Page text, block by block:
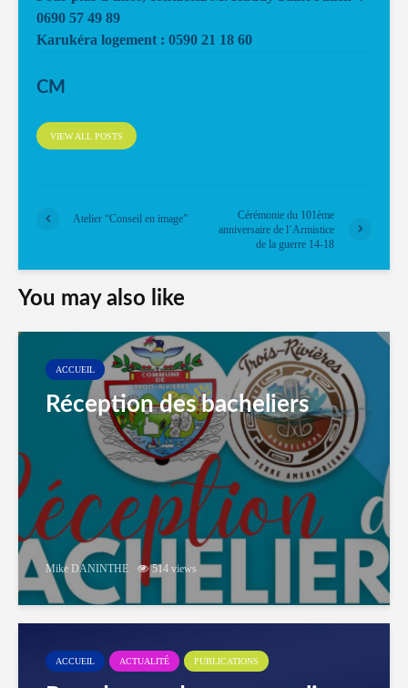
0690 57 49 89
Karukéra logement : 0590 21 18 60
CM
VIEW ALL POSTS
Atelier “Conseil en image”
Cérémonie du 101ème
anniversaire de l’Armistice
de la guerre 14-18
You may also like
ACCUEIL
Réception des bacheliers
Mike DANINTHE 514 views
ACCUEIL ACTUALITÉ PUBLICATIONS